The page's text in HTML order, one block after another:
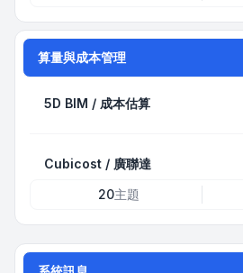
算量與成本管理
5D BIM / 成本估算
Cubicost / 廣聯達
20主題